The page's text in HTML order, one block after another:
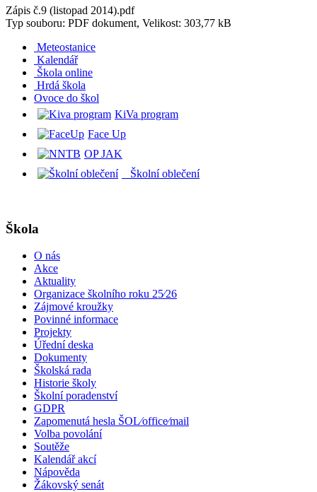
Zápis č.9 (listopad 2014).pdf
Typ souboru: PDF dokument, Velikost: 303,77 kB
Meteostanice
Kalendář
Škola online
Hrdá škola
Ovoce do škol
KiVa program
Face Up
OP JAK
Školní oblečení
Škola
O nás
Akce
Aktuality
Organizace školního roku 25⁄26
Zájmové kroužky
Povinné informace
Projekty
Úřední deska
Dokumenty
Školská rada
Historie školy
Školní poradenství
GDPR
Zapomenutá hesla ŠOL⁄office⁄mail
Volba povolání
Soutěže
Kalendář akcí
Nápověda
Žákovský senát